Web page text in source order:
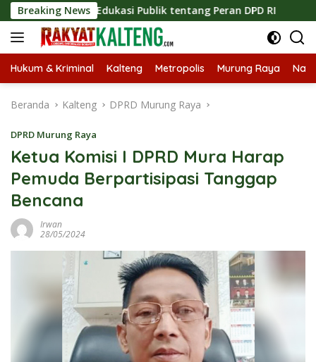
Langsung
ke
konten
Breaking News
Edukasi Publik tentang Peran DPD RI Masuknya
Hukum & Kriminal Kalteng Metropolis Murung Raya
Beranda Kalteng DPRD Murung Raya
DPRD Murung Raya
Ketua Komisi I DPRD Mura Harap
Pemuda Berpartisipasi Tanggap
Bencana
Irwan
28/05/2024